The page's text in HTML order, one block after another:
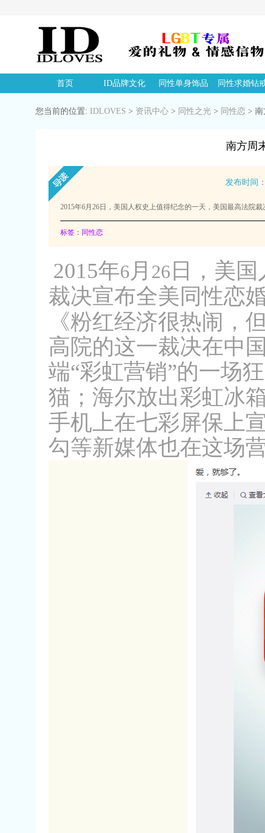
首页 ID品牌文化 同性单身饰品 同性求婚钻
您当前的位置: IDLOVES > 资讯中心 > 同性之光 > 同性恋 > 南
南方周
发布时间
2015年6月26日，美国人权史上值得纪念的一天，美国最高法院
标签：同性恋
2015年6 月 26 日，美
裁决宣布全美同性恋
《粉红经济很热闹，
高院的这一裁决在中
端“彩虹营销”的一场
猫；海尔放出彩虹冰
手机上在七彩屏保上
勾等新媒体也在这场